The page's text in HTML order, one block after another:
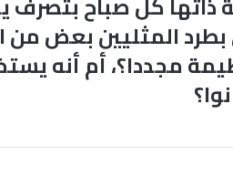
المثليين بعض من
مجددا؟، أم أنه